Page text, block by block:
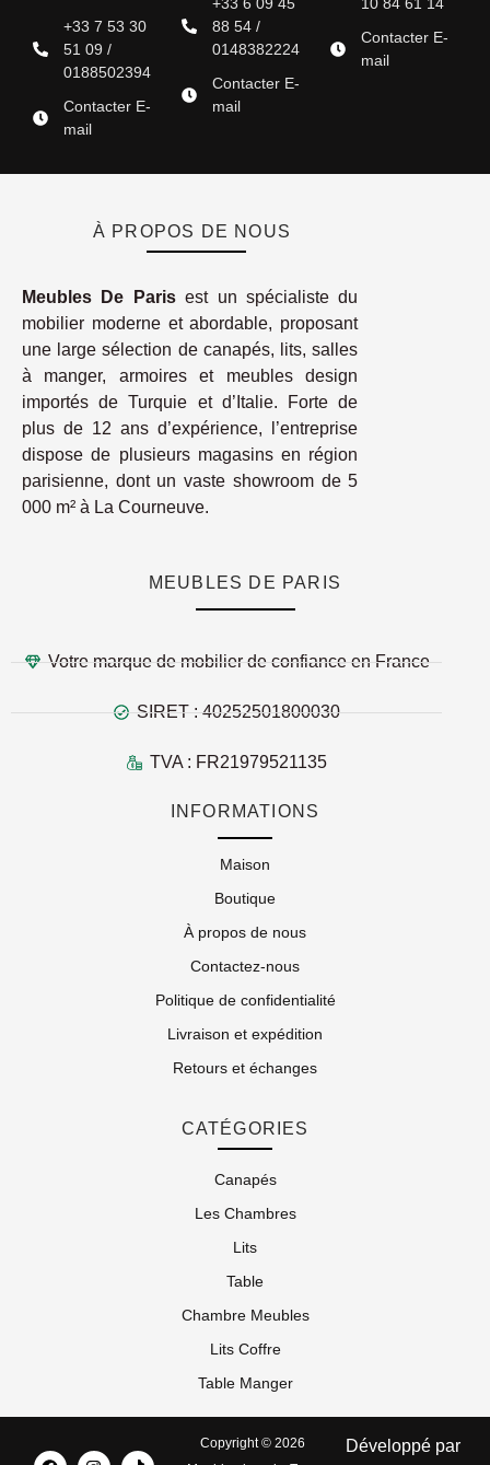
+33 7 53 30
51 09 /
0188502394
Contacter E-
mail
88 54 /
0148382224
Contacter E-
mail
Contacter E-
mail
À PROPOS DE NOUS
Meubles De Parisest un spécialiste du
mobilier moderne et abordable, proposant
une large sélection de canapés, lits, salles
à manger, armoires et meubles design
importés de Turquie et d’Italie. Forte de
plus de 12 ans d’expérience, l’entreprise
dispose de plusieurs magasins en région
parisienne, dont un vaste showroom de 5
000 m² à La Courneuve.
MEUBLES DE PARIS
Votre marque de mobilier de confiance en France
SIRET : 40252501800030
TVA : FR21979521135
INFORMATIONS
Maison
Boutique
À propos de nous
Contactez-nous
Politique de confidentialité
Livraison et expédition
Retours et échanges
CATÉGORIES
Canapés
Les Chambres
Lits
Table
Chambre Meubles
Lits Coffre
Table Manger
Copyright © 2026
Développé par